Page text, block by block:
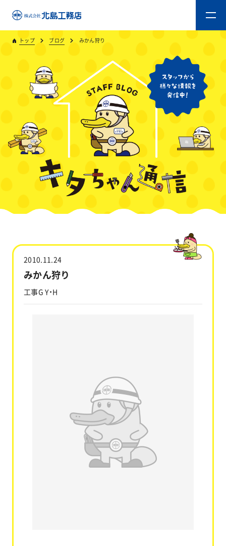
トップ ブログ みかん狩り
2010.11.24
みかん狩り
工事G Y・H
トップ
キタジマのものづくり
重量木骨造SE構法
新築工事
リフォーム
新着情報
ブログ
採用情報